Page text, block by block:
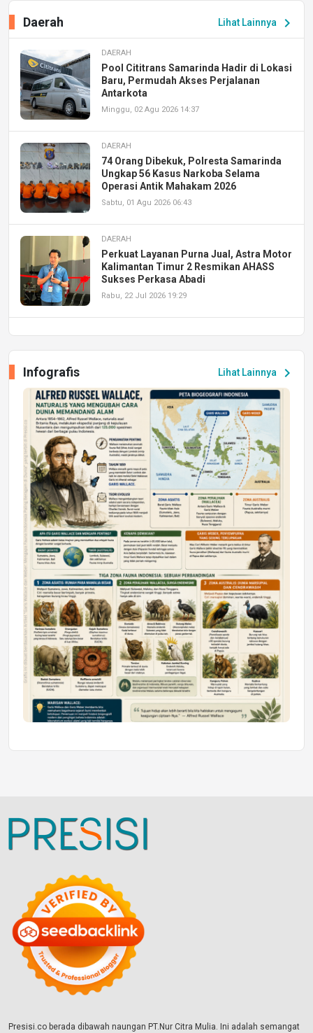
Lihat Lainnya chevron_right
Daerah
DAERAH
Pool Cititrans Samarinda Hadir di Lokasi
Baru, Permudah Akses Perjalanan
Antarkota
Minggu, 02 Agu 2026 14:37
DAERAH
74 Orang Dibekuk, Polresta Samarinda
Ungkap 56 Kasus Narkoba Selama
Operasi Antik Mahakam 2026
Sabtu, 01 Agu 2026 06:43
DAERAH
Perkuat Layanan Purna Jual, Astra Motor
Kalimantan Timur 2 Resmikan AHASS
Sukses Perkasa Abadi
Rabu, 22 Jul 2026 19:29
Peluang Kerja dan Magang
Jumat, 17 Jul 2026 22:30
DAERAH
Astra Motor Kalimantan Timur 2 Dukung
Mahasiswa Samarinda dalam Astra
Honda SDGs Future Leaders 2026
Jumat, 10 Jul 2026 19:01
Lihat Lainnya chevron_right
Infografis
Presisi.co berada dibawah naungan PT.Nur Citra Mulia. Ini adalah semangat